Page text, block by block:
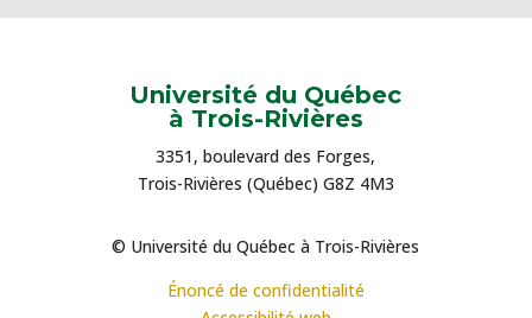
Université du Québec
à Trois-Rivières
3351, boulevard des Forges,
Trois-Rivières (Québec) G8Z 4M3
© Université du Québec à Trois-Rivières
Énoncé de confidentialité